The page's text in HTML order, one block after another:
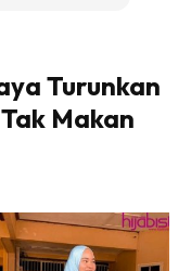
Turunkan
Makan